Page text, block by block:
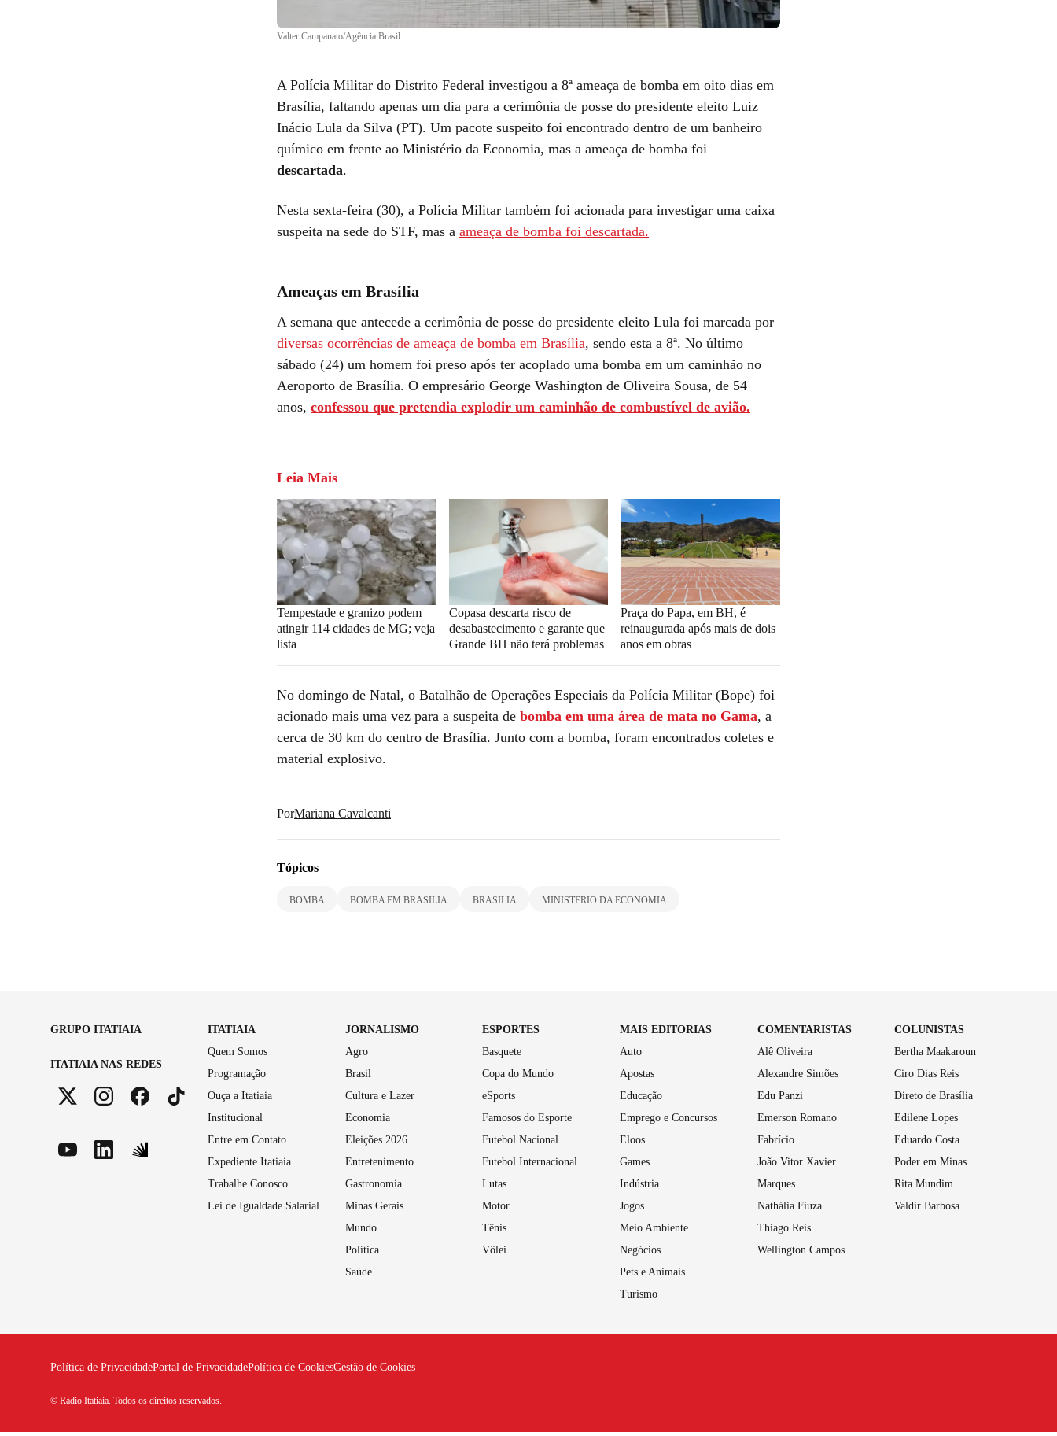
Valter Campanato/Agência Brasil
A Polícia Militar do Distrito Federal investigou a 8ª ameaça de bomba em oito dias em
Brasília, faltando apenas um dia para a cerimônia de posse do presidente eleito Luiz
Inácio Lula da Silva (PT). Um pacote suspeito foi encontrado dentro de um banheiro
químico em frente ao Ministério da Economia, mas a ameaça de bomba foi
descartada.
Nesta sexta-feira (30), a Polícia Militar também foi acionada para investigar uma caixa
suspeita na sede do STF, mas a ameaça de bomba foi descartada.
Ameaças em Brasília
A semana que antecede a cerimônia de posse do presidente eleito Lula foi marcada por
diversas ocorrências de ameaça de bomba em Brasília, sendo esta a 8ª. No último
sábado (24) um homem foi preso após ter acoplado uma bomba em um caminhão no
Aeroporto de Brasília. O empresário George Washington de Oliveira Sousa, de 54
anos, confessou que pretendia explodir um caminhão de combustível de avião.
Leia Mais
Tempestade e granizo podem
atingir 114 cidades de MG; veja
lista
Copasa descarta risco de
desabastecimento e garante que
Grande BH não terá problemas
Praça do Papa, em BH, é
reinaugurada após mais de dois
anos em obras
No domingo de Natal, o Batalhão de Operações Especiais da Polícia Militar (Bope) foi
acionado mais uma vez para a suspeita de bomba em uma área de mata no Gama, a
cerca de 30 km do centro de Brasília. Junto com a bomba, foram encontrados coletes e
material explosivo.
PorMariana Cavalcanti
Tópicos
BOMBA BOMBA EM BRASILIA BRASILIA MINISTERIO DA ECONOMIA
GRUPO ITATIAIA
ITATIAIA NAS REDES
ITATIAIA
Quem Somos
Programação
Ouça a Itatiaia
Institucional
Entre em Contato
Expediente Itatiaia
Trabalhe Conosco
Lei de Igualdade Salarial
JORNALISMO
Agro
Brasil
Cultura e Lazer
Economia
Eleições 2026
Entretenimento
Gastronomia
Minas Gerais
Mundo
Política
Saúde
ESPORTES
Basquete
Copa do Mundo
eSports
Famosos do Esporte
Futebol Nacional
Futebol Internacional
Lutas
Motor
Tênis
Vôlei
MAIS EDITORIAS
Auto
Apostas
Educação
Emprego e Concursos
Eloos
Games
Indústria
Jogos
Meio Ambiente
Negócios
Pets e Animais
Turismo
COMENTARISTAS
Alê Oliveira
Alexandre Simões
Edu Panzi
Emerson Romano
Fabrício
João Vitor Xavier
Marques
Nathália Fiuza
Thiago Reis
Wellington Campos
COLUNISTAS
Bertha Maakaroun
Ciro Dias Reis
Direto de Brasília
Edilene Lopes
Eduardo Costa
Poder em Minas
Rita Mundim
Valdir Barbosa
Política de PrivacidadePortal de PrivacidadePolítica de CookiesGestão de Cookies
© Rádio Itatiaia. Todos os direitos reservados.